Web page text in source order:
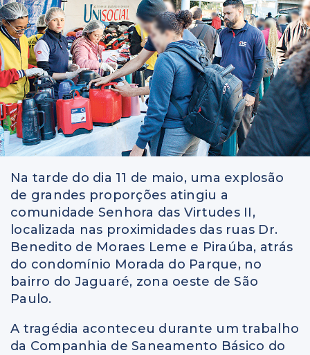
Na tarde do dia 11 de maio, uma explosão
de grandes proporções atingiu a
comunidade Senhora das Virtudes II,
localizada nas proximidades das ruas Dr.
Benedito de Moraes Leme e Piraúba, atrás
do condomínio Morada do Parque, no
bairro do Jaguaré, zona oeste de São
Paulo.
A tragédia aconteceu durante um trabalho
da Companhia de Saneamento Básico do